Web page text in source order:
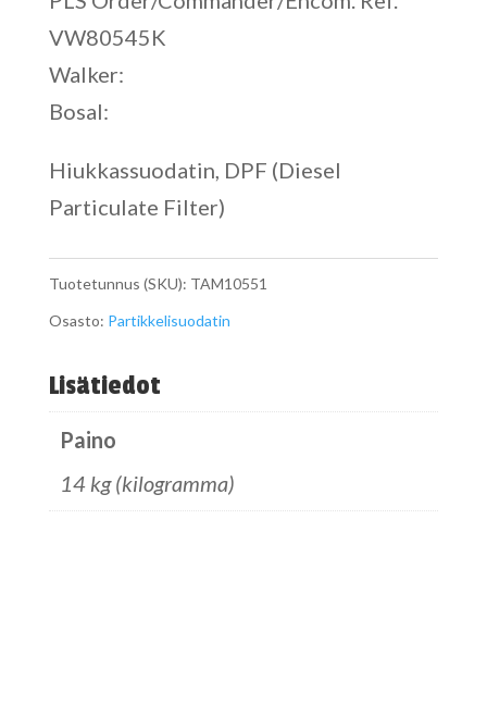
VW80545K
Walker:
Bosal:
Hiukkassuodatin, DPF (Diesel
Particulate Filter)
Tuotetunnus (SKU): TAM10551
Osasto: Partikkelisuodatin
Lisätiedot
Paino
14 kg (kilogramma)